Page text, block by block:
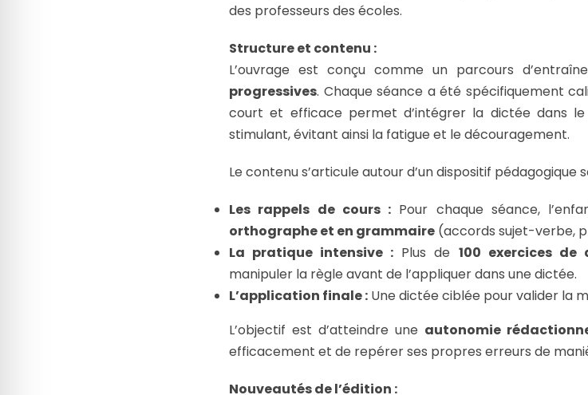
des professeurs des écoles.
Structure et contenu :
L’ouvrage est conçu comme un parcours
progressives. Chaque séance a été spécifiquement
court et efficace permet d’intégrer la dictée dans
stimulant, évitant ainsi la fatigue et le découragement.
Le contenu s’articule autour d’un dispositif pédagogique
Les rappels de cours : Pour chaque séance,
orthographe et en grammaire (accords sujet-verbe,
La pratique intensive : Plus de 100 exercices
manipuler la règle avant de l’appliquer dans une dictée.
L’application finale : Une dictée ciblée pour valider la
L’objectif est d’atteindre une autonomie
efficacement et de repérer ses propres erreurs de
Nouveautés de l’édition :